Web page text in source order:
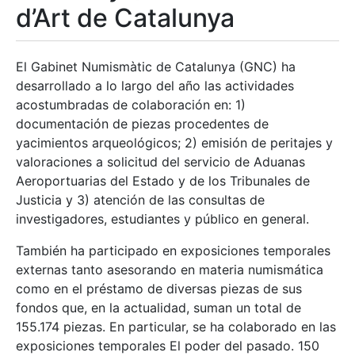
d’Art de Catalunya
El Gabinet Numismàtic de Catalunya (GNC) ha
desarrollado a lo largo del año las actividades
acostumbradas de colaboración en: 1)
documentación de piezas procedentes de
yacimientos arqueológicos; 2) emisión de peritajes y
valoraciones a solicitud del servicio de Aduanas
Aeroportuarias del Estado y de los Tribunales de
Justicia y 3) atención de las consultas de
investigadores, estudiantes y público en general.
También ha participado en exposiciones temporales
externas tanto asesorando en materia numismática
como en el préstamo de diversas piezas de sus
fondos que, en la actualidad, suman un total de
155.174 piezas. En particular, se ha colaborado en las
exposiciones temporales El poder del pasado. 150